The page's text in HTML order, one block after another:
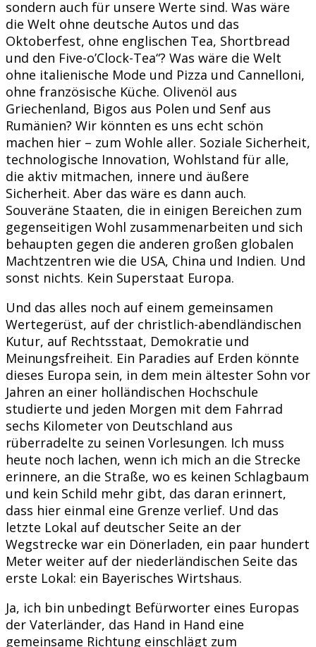
sondern auch für unsere Werte sind. Was wäre
die Welt ohne deutsche Autos und das
Oktoberfest, ohne englischen Tea, Shortbread
und den Five-o’Clock-Tea“? Was wäre die Welt
ohne italienische Mode und Pizza und Cannelloni,
ohne französische Küche. Olivenöl aus
Griechenland, Bigos aus Polen und Senf aus
Rumänien? Wir könnten es uns echt schön
machen hier – zum Wohle aller. Soziale Sicherheit,
technologische Innovation, Wohlstand für alle,
die aktiv mitmachen, innere und äußere
Sicherheit. Aber das wäre es dann auch.
Souveräne Staaten, die in einigen Bereichen zum
gegenseitigen Wohl zusammenarbeiten und sich
behaupten gegen die anderen großen globalen
Machtzentren wie die USA, China und Indien. Und
sonst nichts. Kein Superstaat Europa.
Und das alles noch auf einem gemeinsamen
Wertegerüst, auf der christlich-abendländischen
Kutur, auf Rechtsstaat, Demokratie und
Meinungsfreiheit. Ein Paradies auf Erden könnte
dieses Europa sein, in dem mein ältester Sohn vor
Jahren an einer holländischen Hochschule
studierte und jeden Morgen mit dem Fahrrad
sechs Kilometer von Deutschland aus
rüberradelte zu seinen Vorlesungen. Ich muss
heute noch lachen, wenn ich mich an die Strecke
erinnere, an die Straße, wo es keinen Schlagbaum
und kein Schild mehr gibt, das daran erinnert,
dass hier einmal eine Grenze verlief. Und das
letzte Lokal auf deutscher Seite an der
Wegstrecke war ein Dönerladen, ein paar hundert
Meter weiter auf der niederländischen Seite das
erste Lokal: ein Bayerisches Wirtshaus.
Ja, ich bin unbedingt Befürworter eines Europas
der Vaterländer, das Hand in Hand eine
gemeinsame Richtung einschlägt zum